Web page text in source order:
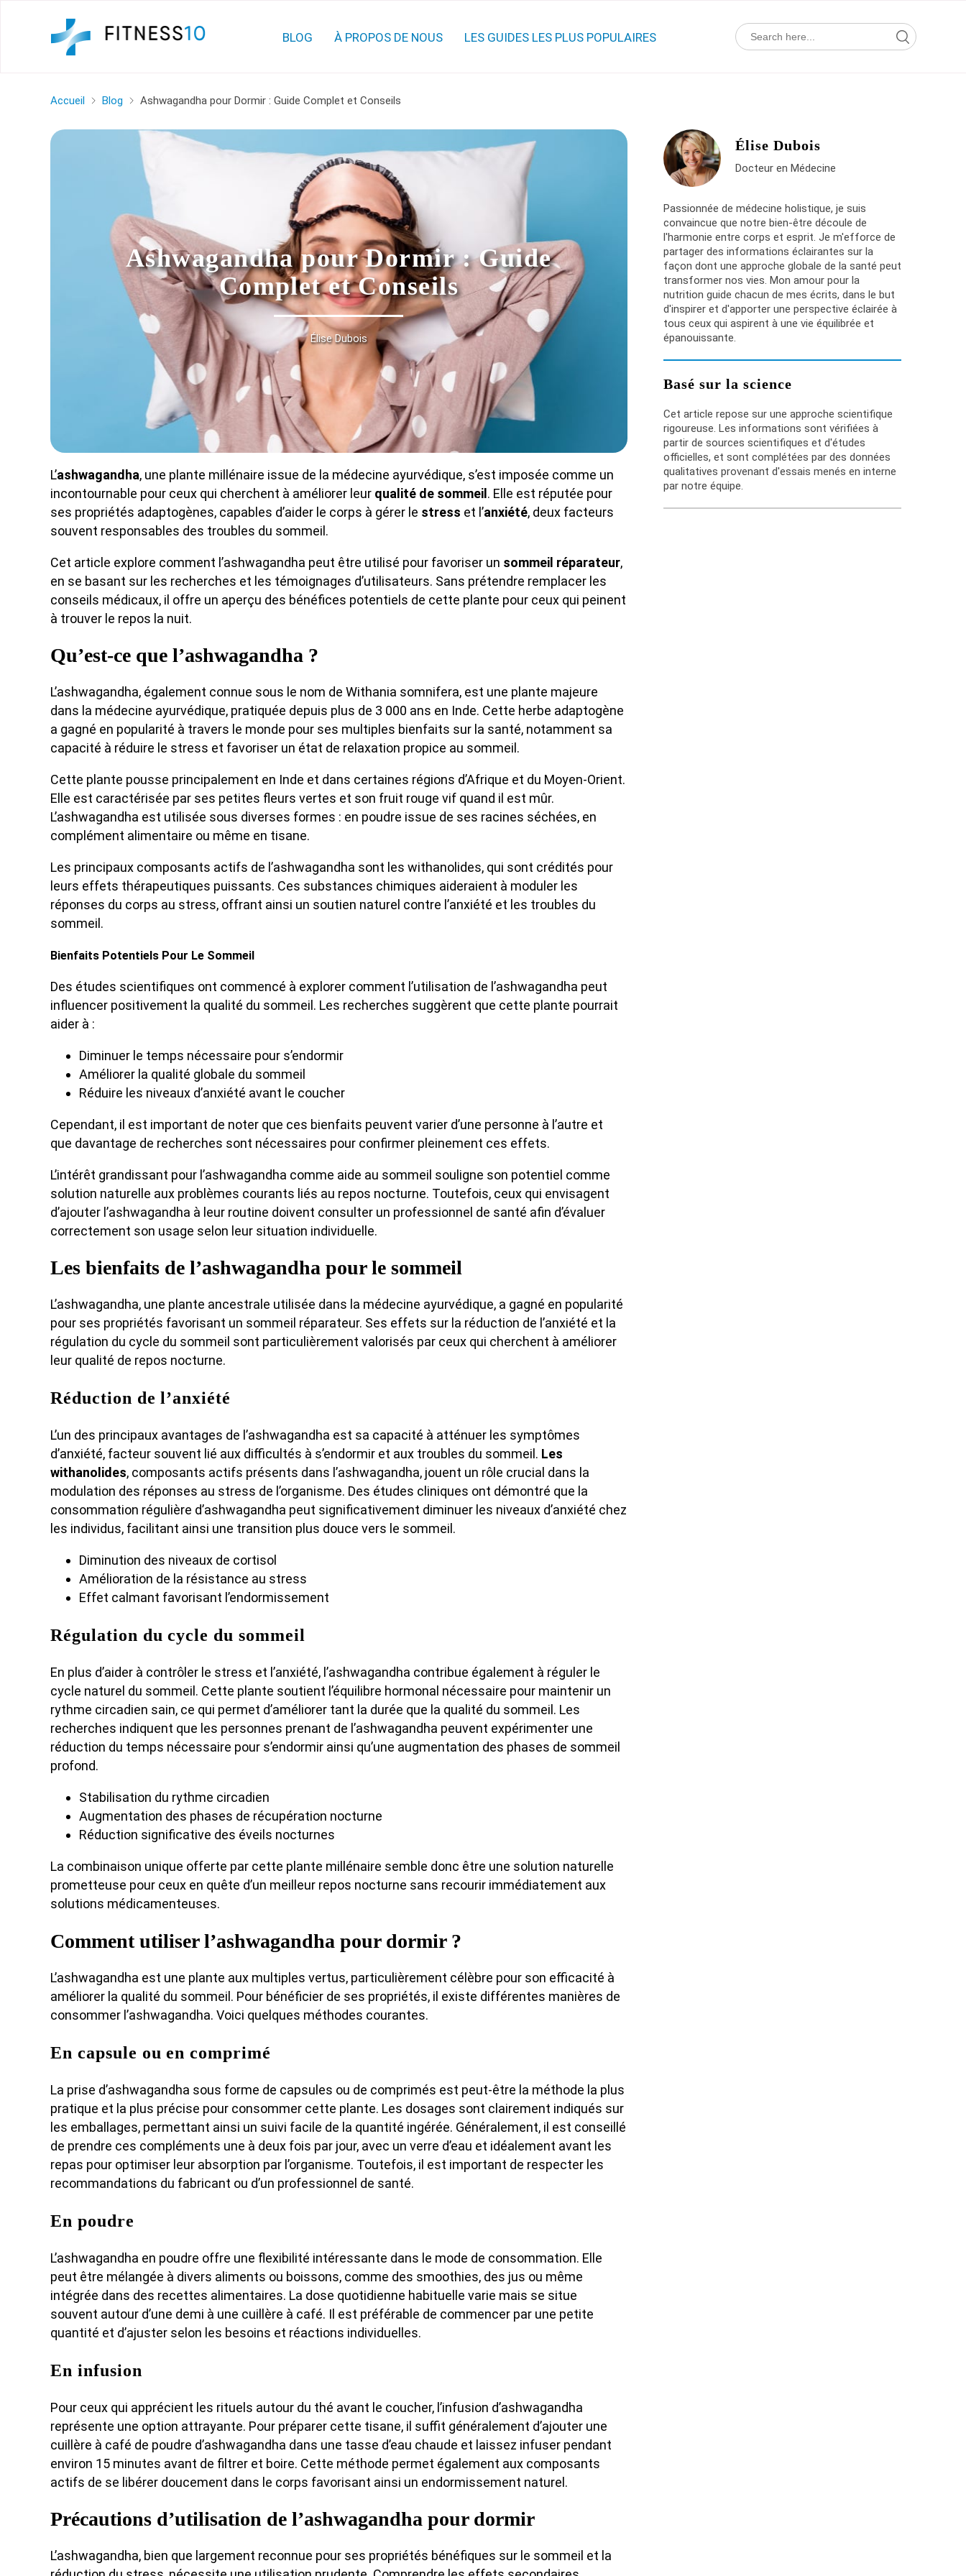
BLOG À PROPOS DE NOUS LES GUIDES LES PLUS POPULAIRES
Search
for:
Search Button
Accueil Blog Ashwagandha pour Dormir : Guide Complet et Conseils
Ashwagandha pour Dormir : Guide
Complet et Conseils
Élise Dubois
L’ashwagandha, une plante millénaire issue de la médecine ayurvédique, s’est imposée comme un
incontournable pour ceux qui cherchent à améliorer leur qualité de sommeil . Elle est réputée pour
ses propriétés adaptogènes, capables d’aider le corps à gérer le stress et l’anxiété, deux facteurs
souvent responsables des troubles du sommeil.
Cet article explore comment l’ashwagandha peut être utilisé pour favoriser un sommeil réparateur,
en se basant sur les recherches et les témoignages d’utilisateurs. Sans prétendre remplacer les
conseils médicaux, il offre un aperçu des bénéfices potentiels de cette plante pour ceux qui peinent
à trouver le repos la nuit.
Qu’est-ce que l’ashwagandha ?
L’ashwagandha, également connue sous le nom de Withania somnifera, est une plante majeure
dans la médecine ayurvédique, pratiquée depuis plus de 3 000 ans en Inde. Cette herbe adaptogène
a gagné en popularité à travers le monde pour ses multiples bienfaits sur la santé, notamment sa
capacité à réduire le stress et favoriser un état de relaxation propice au sommeil.
Cette plante pousse principalement en Inde et dans certaines régions d’Afrique et du Moyen-Orient.
Elle est caractérisée par ses petites fleurs vertes et son fruit rouge vif quand il est mûr.
L’ashwagandha est utilisée sous diverses formes : en poudre issue de ses racines séchées, en
complément alimentaire ou même en tisane.
Les principaux composants actifs de l’ashwagandha sont les withanolides, qui sont crédités pour
leurs effets thérapeutiques puissants. Ces substances chimiques aideraient à moduler les
réponses du corps au stress, offrant ainsi un soutien naturel contre l’anxiété et les troubles du
sommeil.
Bienfaits Potentiels Pour Le Sommeil
Des études scientifiques ont commencé à explorer comment l’utilisation de l’ashwagandha peut
influencer positivement la qualité du sommeil. Les recherches suggèrent que cette plante pourrait
aider à :
Diminuer le temps nécessaire pour s’endormir
Améliorer la qualité globale du sommeil
Réduire les niveaux d’anxiété avant le coucher
Cependant, il est important de noter que ces bienfaits peuvent varier d’une personne à l’autre et
que davantage de recherches sont nécessaires pour confirmer pleinement ces effets.
L’intérêt grandissant pour l’ashwagandha comme aide au sommeil souligne son potentiel comme
solution naturelle aux problèmes courants liés au repos nocturne. Toutefois, ceux qui envisagent
d’ajouter l’ashwagandha à leur routine doivent consulter un professionnel de santé afin d’évaluer
correctement son usage selon leur situation individuelle.
Les bienfaits de l’ashwagandha pour le sommeil
L’ashwagandha, une plante ancestrale utilisée dans la médecine ayurvédique, a gagné en popularité
pour ses propriétés favorisant un sommeil réparateur. Ses effets sur la réduction de l’anxiété et la
régulation du cycle du sommeil sont particulièrement valorisés par ceux qui cherchent à améliorer
leur qualité de repos nocturne.
Réduction de l’anxiété
L’un des principaux avantages de l’ashwagandha est sa capacité à atténuer les symptômes
d’anxiété, facteur souvent lié aux difficultés à s’endormir et aux troubles du sommeil. Les
withanolides, composants actifs présents dans l’ashwagandha, jouent un rôle crucial dans la
modulation des réponses au stress de l’organisme. Des études cliniques ont démontré que la
consommation régulière d’ashwagandha peut significativement diminuer les niveaux d’anxiété chez
les individus, facilitant ainsi une transition plus douce vers le sommeil.
Diminution des niveaux de cortisol
Amélioration de la résistance au stress
Effet calmant favorisant l’endormissement
Régulation du cycle du sommeil
En plus d’aider à contrôler le stress et l’anxiété, l’ashwagandha contribue également à réguler le
cycle naturel du sommeil. Cette plante soutient l’équilibre hormonal nécessaire pour maintenir un
rythme circadien sain, ce qui permet d’améliorer tant la durée que la qualité du sommeil. Les
recherches indiquent que les personnes prenant de l’ashwagandha peuvent expérimenter une
réduction du temps nécessaire pour s’endormir ainsi qu’une augmentation des phases de sommeil
profond.
Stabilisation du rythme circadien
Augmentation des phases de récupération nocturne
Réduction significative des éveils nocturnes
La combinaison unique offerte par cette plante millénaire semble donc être une solution naturelle
prometteuse pour ceux en quête d’un meilleur repos nocturne sans recourir immédiatement aux
solutions médicamenteuses.
Comment utiliser l’ashwagandha pour dormir ?
L’ashwagandha est une plante aux multiples vertus, particulièrement célèbre pour son efficacité à
améliorer la qualité du sommeil. Pour bénéficier de ses propriétés, il existe différentes manières de
consommer l’ashwagandha. Voici quelques méthodes courantes.
En capsule ou en comprimé
La prise d’ashwagandha sous forme de capsules ou de comprimés est peut-être la méthode la plus
pratique et la plus précise pour consommer cette plante. Les dosages sont clairement indiqués sur
les emballages, permettant ainsi un suivi facile de la quantité ingérée. Généralement, il est conseillé
de prendre ces compléments une à deux fois par jour, avec un verre d’eau et idéalement avant les
repas pour optimiser leur absorption par l’organisme. Toutefois, il est important de respecter les
recommandations du fabricant ou d’un professionnel de santé.
En poudre
L’ashwagandha en poudre offre une flexibilité intéressante dans le mode de consommation. Elle
peut être mélangée à divers aliments ou boissons, comme des smoothies, des jus ou même
intégrée dans des recettes alimentaires. La dose quotidienne habituelle varie mais se situe
souvent autour d’une demi à une cuillère à café. Il est préférable de commencer par une petite
quantité et d’ajuster selon les besoins et réactions individuelles.
En infusion
Pour ceux qui apprécient les rituels autour du thé avant le coucher, l’infusion d’ashwagandha
représente une option attrayante. Pour préparer cette tisane, il suffit généralement d’ajouter une
cuillère à café de poudre d’ashwagandha dans une tasse d’eau chaude et laissez infuser pendant
environ 15 minutes avant de filtrer et boire. Cette méthode permet également aux composants
actifs de se libérer doucement dans le corps favorisant ainsi un endormissement naturel.
Précautions d’utilisation de l’ashwagandha pour dormir
L’ashwagandha, bien que largement reconnue pour ses propriétés bénéfiques sur le sommeil et la
Élise Dubois
Docteur en Médecine
Passionnée de médecine holistique, je suis
convaincue que notre bien-être découle de
l'harmonie entre corps et esprit. Je m'efforce de
partager des informations éclairantes sur la
façon dont une approche globale de la santé peut
transformer nos vies. Mon amour pour la
nutrition guide chacun de mes écrits, dans le but
d'inspirer et d'apporter une perspective éclairée à
tous ceux qui aspirent à une vie équilibrée et
épanouissante.
Basé sur la science
Cet article repose sur une approche scientifique
rigoureuse. Les informations sont vérifiées à
partir de sources scientifiques et d'études
officielles, et sont complétées par des données
qualitatives provenant d'essais menés en interne
par notre équipe.